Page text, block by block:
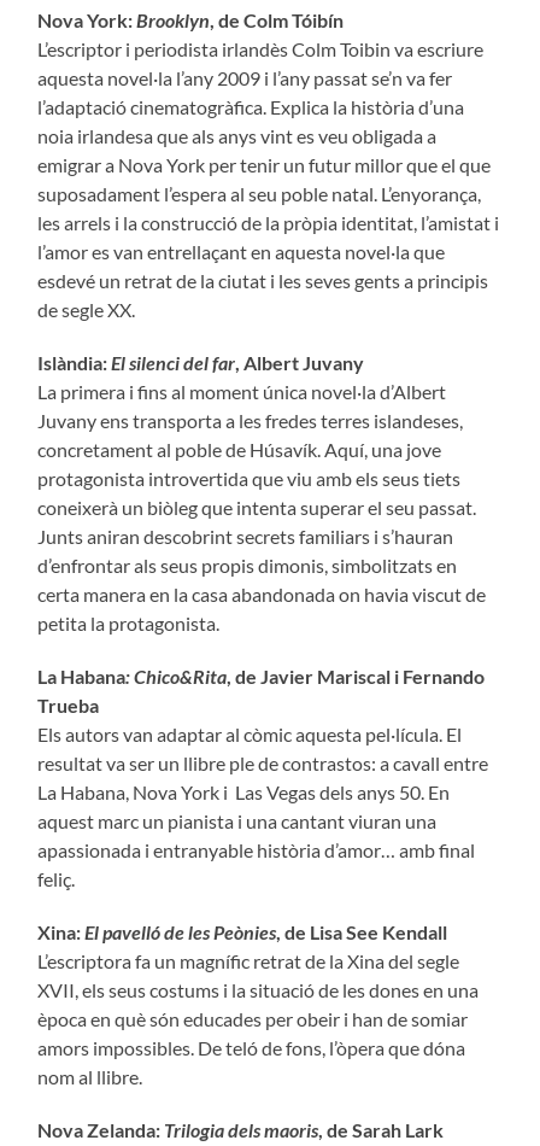
Nova York:Brooklyn, de Colm Tóibín
L’escriptor i periodista irlandès Colm Toibin va escriure
aquesta novel·la l’any 2009 i l’any passat se’n va fer
l’adaptació cinematogràfica. Explica la història d’una
noia irlandesa que als anys vint es veu obligada a
emigrar a Nova York per tenir un futur millor que el que
suposadament l’espera al seu poble natal. L’enyorança,
les arrels i la construcció de la pròpia identitat, l’amistat i
l’amor es van entrellaçant en aquesta novel·la que
esdevé un retrat de la ciutat i les seves gents a principis
de segle XX.
Islàndia:El silenci del far, Albert Juvany
La primera i fins al moment única novel·la d’Albert
Juvany ens transporta a les fredes terres islandeses,
concretament al poble de Húsavík. Aquí, una jove
protagonista introvertida que viu amb els seus tiets
coneixerà un biòleg que intenta superar el seu passat.
Junts aniran descobrint secrets familiars i s’hauran
d’enfrontar als seus propis dimonis, simbolitzats en
certa manera en la casa abandonada on havia viscut de
petita la protagonista.
La Habana: Chico&Rita, de Javier Mariscal i Fernando
Trueba
Els autors van adaptar al còmic aquesta pel·lícula. El
resultat va ser un llibre ple de contrastos: a cavall entre
La Habana, Nova York i Las Vegas dels anys 50. En
aquest marc un pianista i una cantant viuran una
apassionada i entranyable història d’amor… amb final
feliç.
Xina:El pavelló de les Peònies, de Lisa See Kendall
L’escriptora fa un magnífic retrat de la Xina del segle
XVII, els seus costums i la situació de les dones en una
època en què són educades per obeir i han de somiar
amors impossibles. De teló de fons, l’òpera que dóna
nom al llibre.
Nova Zelanda: Trilogia dels maoris, de Sarah Lark